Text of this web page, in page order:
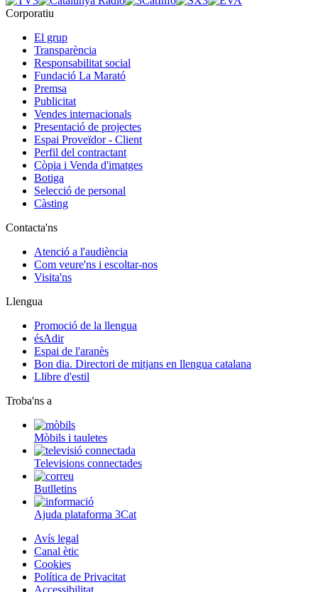
Corporatiu
El grup
Transparència
Responsabilitat social
Fundació La Marató
Premsa
Publicitat
Vendes internacionals
Presentació de projectes
Espai Proveïdor - Client
Perfil del contractant
Còpia i Venda d'imatges
Botiga
Selecció de personal
Càsting
Contacta'ns
Atenció a l'audiència
Com veure'ns i escoltar-nos
Visita'ns
Llengua
Promoció de la llengua
ésAdir
Espai de l'aranès
Bon dia. Directori de mitjans en llengua catalana
Llibre d'estil
Troba'ns a
Mòbils i tauletes
Televisions connectades
Butlletins
Ajuda plataforma 3Cat
Avís legal
Canal ètic
Cookies
Política de Privacitat